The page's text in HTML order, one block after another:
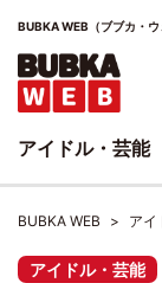
BUBKA WEB（ブブカ・
BUBKA WEB アイ
アイドル・芸能
アイドル・芸能